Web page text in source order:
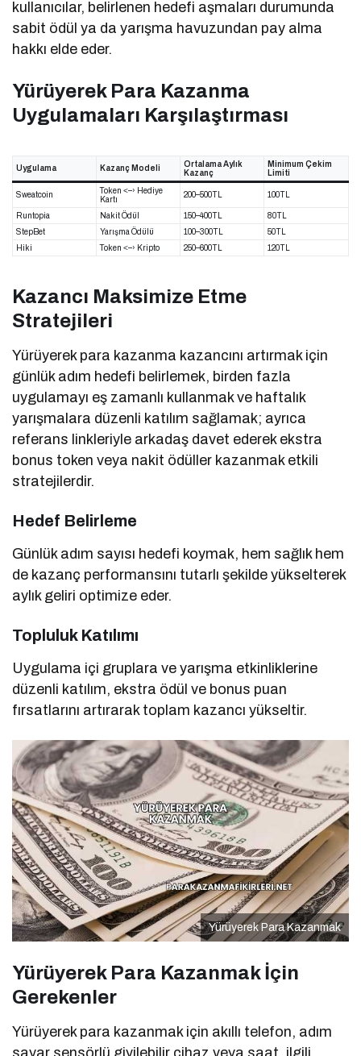
kullanıcılar, belirlenen hedefi aşmaları durumunda
sabit ödül ya da yarışma havuzundan pay alma
hakkı elde eder.
Yürüyerek Para Kazanma
Uygulamaları Karşılaştırması
Uygulama Kazanç Modeli
Ortalama Aylık
Kazanç
Minimum Çekim
Limiti
Sweatcoin
Token ˂–› Hediye
Kartı
200–500 TL 100 TL
Runtopia Nakit Ödül 150–400 TL
80 TL
StepBet
Yarışma Ödülü 100–300 TL
50 TL
Hiki
Token ˂–› Kripto 250–600 TL 120 TL
Kazancı Maksimize Etme
Stratejileri
Yürüyerek para kazanma kazancını artırmak için
günlük adım hedefi belirlemek, birden fazla
uygulamayı eş zamanlı kullanmak ve haftalık
yarışmalara düzenli katılım sağlamak; ayrıca
referans linkleriyle arkadaş davet ederek ekstra
bonus token veya nakit ödüller kazanmak etkili
stratejilerdir.
Hedef Belirleme
Günlük adım sayısı hedefi koymak, hem sağlık hem
de kazanç performansını tutarlı şekilde yükselterek
aylık geliri optimize eder.
Topluluk Katılımı
Uygulama içi gruplara ve yarışma etkinliklerine
düzenli katılım, ekstra ödül ve bonus puan
fırsatlarını artırarak toplam kazancı yükseltir.
Yürüyerek Para Kazanmak
Yürüyerek Para Kazanmak İçin
Gerekenler
Yürüyerek para kazanmak için akıllı telefon, adım
sayar sensörlü giyilebilir cihaz veya saat, ilgili